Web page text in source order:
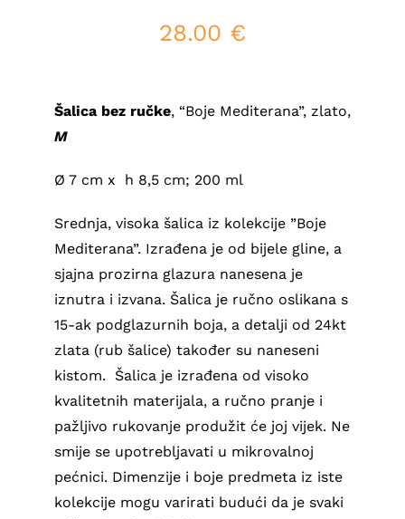
28.00 €
Šalica bez ručke, “Boje Mediterana”, zlato,
M
Ø 7 cm x h 8,5 cm; 200 ml
Srednja, visoka šalica iz kolekcije ”Boje
Mediterana”. Izrađena je od bijele gline, a
sjajna prozirna glazura nanesena je
iznutra i izvana. Šalica je ručno oslikana s
15-ak podglazurnih boja, a detalji od 24kt
zlata (rub šalice) također su naneseni
kistom. Šalica je izrađena od visoko
kvalitetnih materijala, a ručno pranje i
pažljivo rukovanje produžit će joj vijek. Ne
smije se upotrebljavati u mikrovalnoj
pećnici. Dimenzije i boje predmeta iz iste
kolekcije mogu varirati budući da je svaki